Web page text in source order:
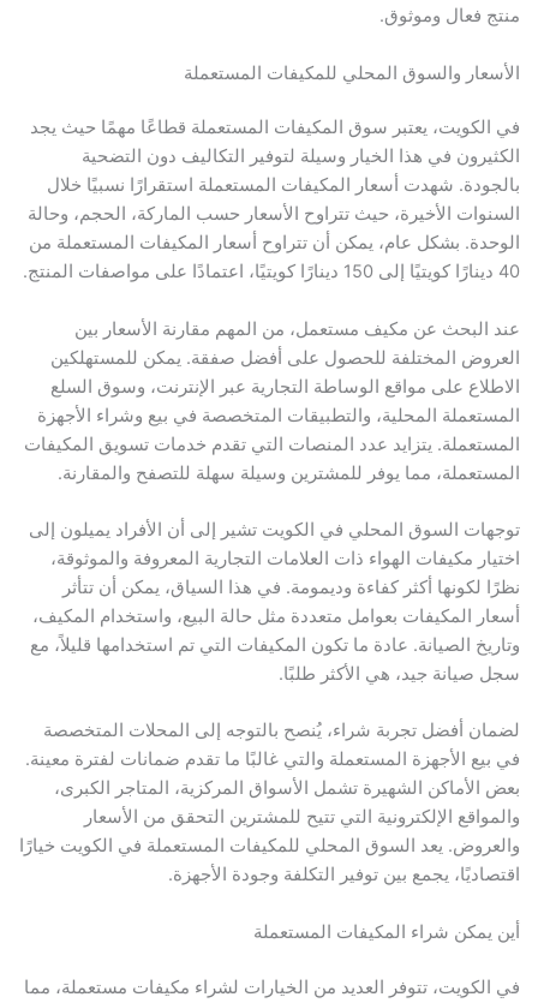
منتج فعال وموثوق.
الأسعار والسوق المحلي للمكيفات المستعملة
في الكويت، يعتبر سوق المكيفات المستعملة قطاعًا مهمًا حيث يجد
الكثيرون في هذا الخيار وسيلة لتوفير التكاليف دون التضحية
بالجودة. شهدت أسعار المكيفات المستعملة استقرارًا نسبيًا خلال
السنوات الأخيرة، حيث تتراوح الأسعار حسب الماركة، الحجم، وحالة
الوحدة. بشكل عام، يمكن أن تتراوح أسعار المكيفات المستعملة من
40 دينارًا كويتيًا إلى 150 دينارًا كويتيًا، اعتمادًا على مواصفات المنتج.
عند البحث عن مكيف مستعمل، من المهم مقارنة الأسعار بين
العروض المختلفة للحصول على أفضل صفقة. يمكن للمستهلكين
الاطلاع على مواقع الوساطة التجارية عبر الإنترنت، وسوق السلع
المستعملة المحلية، والتطبيقات المتخصصة في بيع وشراء الأجهزة
المستعملة. يتزايد عدد المنصات التي تقدم خدمات تسويق المكيفات
المستعملة، مما يوفر للمشترين وسيلة سهلة للتصفح والمقارنة.
توجهات السوق المحلي في الكويت تشير إلى أن الأفراد يميلون إلى
اختيار مكيفات الهواء ذات العلامات التجارية المعروفة والموثوقة،
نظرًا لكونها أكثر كفاءة وديمومة. في هذا السياق، يمكن أن تتأثر
أسعار المكيفات بعوامل متعددة مثل حالة البيع، واستخدام المكيف،
وتاريخ الصيانة. عادة ما تكون المكيفات التي تم استخدامها قليلاً، مع
سجل صيانة جيد، هي الأكثر طلبًا.
لضمان أفضل تجربة شراء، يُنصح بالتوجه إلى المحلات المتخصصة
في بيع الأجهزة المستعملة والتي غالبًا ما تقدم ضمانات لفترة معينة.
بعض الأماكن الشهيرة تشمل الأسواق المركزية، المتاجر الكبرى،
والمواقع الإلكترونية التي تتيح للمشترين التحقق من الأسعار
والعروض. يعد السوق المحلي للمكيفات المستعملة في الكويت خيارًا
اقتصاديًا، يجمع بين توفير التكلفة وجودة الأجهزة.
أين يمكن شراء المكيفات المستعملة
في الكويت، تتوفر العديد من الخيارات لشراء مكيفات مستعملة، مما